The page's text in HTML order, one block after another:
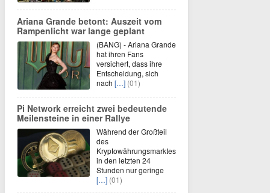
Ariana Grande betont: Auszeit vom
Rampenlicht war lange geplant
(BANG) - Ariana Grande
hat ihren Fans
versichert, dass ihre
Entscheidung, sich
nach […] (01)
Pi Network erreicht zwei bedeutende
Meilensteine in einer Rallye
Während der Großteil
des
Kryptowährungsmarktes
in den letzten 24
Stunden nur geringe
[…] (01)